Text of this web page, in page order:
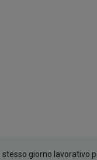
giorno lavorativo